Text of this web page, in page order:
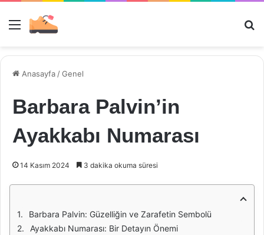
Menü
Anasayfa /Genel
Barbara Palvin’in
Ayakkabı Numarası
14 Kasım 2024 3 dakika okuma süresi
Barbara Palvin: Güzelliğin ve Zarafetin Sembolü
Ayakkabı Numarası: Bir Detayın Önemi